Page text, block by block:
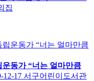
집
동가 “너는 얼마만큼
12-17 서구어린이도서관